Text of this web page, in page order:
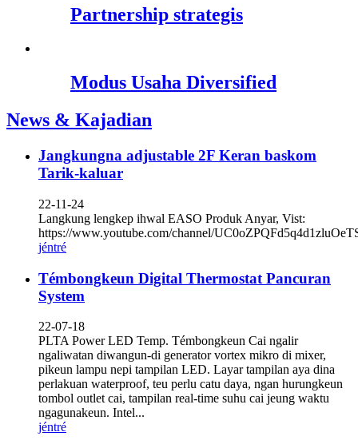
Partnership strategis
Modus Usaha Diversified
News & Kajadian
Jangkungna adjustable 2F Keran baskom
Tarik-kaluar
22-11-24
Langkung lengkep ihwal EASO Produk Anyar, Vist:
https://www.youtube.com/channel/
jéntré
Témbongkeun Digital Thermostat Pancuran
System
22-07-18
PLTA Power LED Temp. Témbongkeun Cai ngalir
ngaliwatan diwangun-di generator vortex mikro di mixer,
pikeun lampu nepi tampilan LED. Layar tampilan aya dina
perlakuan waterproof, teu perlu catu daya, ngan hurungkeun
tombol outlet cai, tampilan real-time suhu cai jeung waktu
ngagunakeun. Intel...
jéntré